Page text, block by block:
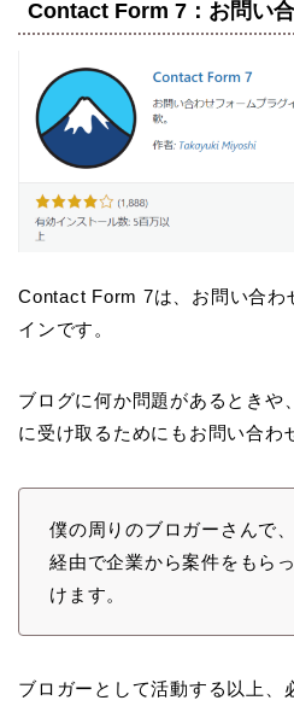
Contact Form 7：お問い
Contact Form 7は、お問い合わ
インです。
ブログに何か問題があるときや
に受け取るためにもお問い合わ
僕の周りのブロガーさんで
経由で企業から案件をもら
けます。
ブロガーとして活動する以上、